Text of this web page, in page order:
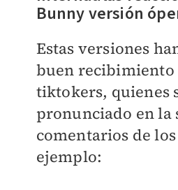
Bunny versión
Estas versiones
buen
tiktokers, quienes
pronunciado en la
comentarios de
ejemplo: